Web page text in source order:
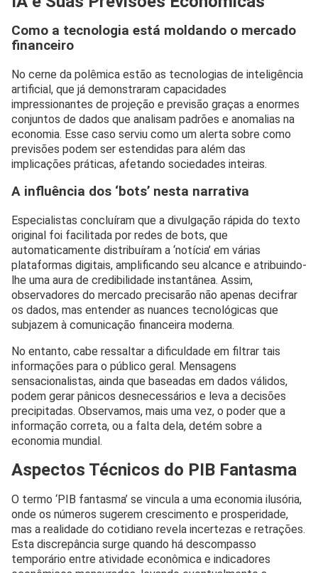
Como a tecnologia está moldando o mercado
financeiro
No cerne da polêmica estão as tecnologias de inteligência
artificial, que já demonstraram capacidades
impressionantes de projeção e previsão graças a enormes
conjuntos de dados que analisam padrões e anomalias na
economia. Esse caso serviu como um alerta sobre como
previsões podem ser estendidas para além das
implicações práticas, afetando sociedades inteiras.
A influência dos ‘bots’ nesta narrativa
Especialistas concluíram que a divulgação rápida do texto
original foi facilitada por redes de bots, que
automaticamente distribuíram a ‘notícia’ em várias
plataformas digitais, amplificando seu alcance e atribuindo-
lhe uma aura de credibilidade instantânea. Assim,
observadores do mercado precisarão não apenas decifrar
os dados, mas entender as nuances tecnológicas que
subjazem à comunicação financeira moderna.
No entanto, cabe ressaltar a dificuldade em filtrar tais
informações para o público geral. Mensagens
sensacionalistas, ainda que baseadas em dados válidos,
podem gerar pânicos desnecessários e leva a decisões
precipitadas. Observamos, mais uma vez, o poder que a
informação correta, ou a falta dela, detém sobre a
economia mundial.
Aspectos Técnicos do PIB Fantasma
O termo ‘PIB fantasma’ se vincula a uma economia ilusória,
onde os números sugerem crescimento e prosperidade,
mas a realidade do cotidiano revela incertezas e retrações.
Esta discrepância surge quando há descompasso
temporário entre atividade econômica e indicadores